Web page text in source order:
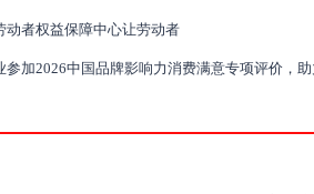
动者权益保障中心让劳动者
参加2026中国品牌影响力消费满意专项评价，